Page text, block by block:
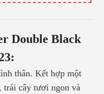
Double Black
thân. Kết hợp một
trái cây tươi ngon và